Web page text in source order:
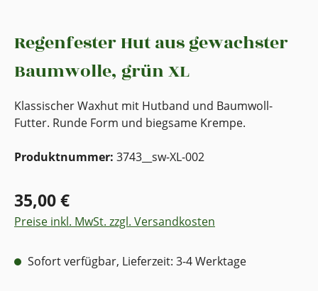
Regenfester Hut aus gewachster
Baumwolle, grün XL
Klassischer Waxhut mit Hutband und Baumwoll-
Futter. Runde Form und biegsame Krempe.
Produktnummer: 3743__sw-XL-002
35,00 €
Preise inkl. MwSt. zzgl. Versandkosten
Sofort verfügbar, Lieferzeit: 3-4 Werktage